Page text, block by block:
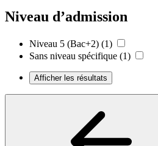
Niveau d’admission
Niveau 5 (Bac+2) (1)
Sans niveau spécifique (1)
Afficher les résultats